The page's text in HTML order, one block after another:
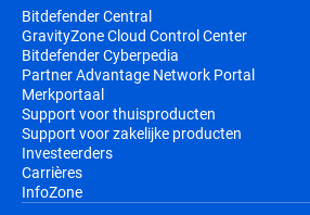
Bitdefender Central
GravityZone Cloud Control Center
Bitdefender Cyberpedia
Partner Advantage Network Portal
Merkportaal
Support voor thuisproducten
Support voor zakelijke producten
Investeerders
Carrières
InfoZone